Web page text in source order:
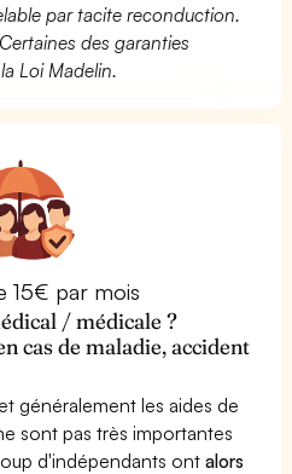
par tacite reconduction.
des garanties
Loi Madelin.
15€ par mois
/ médicale ?
cas de maladie, accident
généralement les aides de
sont pas très importantes
d'indépendants ontalors